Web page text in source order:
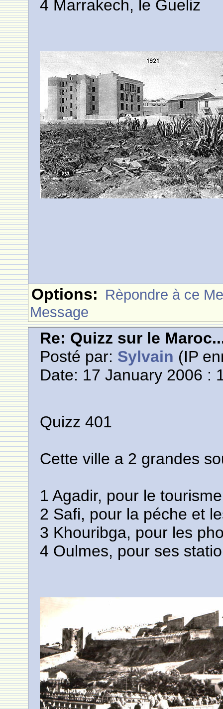
4 Marrakech, le Gueliz
Options: Rèpondre à ce
Message
Re: Quizz sur le
Posté par: Sylvain (IP
Date: 17 January 2006 :
Quizz 401
Cette ville a 2 grandes
1 Agadir, pour le
2 Safi, pour la péche et
3 Khouribga, pour les
4 Oulmes, pour ses